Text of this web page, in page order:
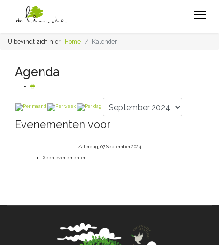
U bevindt zich hier: Home Kalender
Agenda
Evenementen voor
Zaterdag, 07 September 2024
Geen evenementen